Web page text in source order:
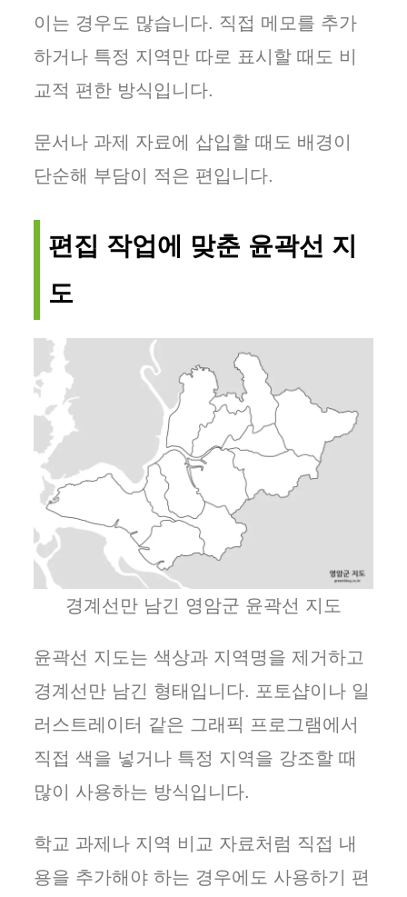
이는 경우도 많습니다. 직접 메모를 추가
하거나 특정 지역만 따로 표시할 때도 비
교적 편한 방식입니다.
문서나 과제 자료에 삽입할 때도 배경이
단순해 부담이 적은 편입니다.
편집 작업에 맞춘 윤곽선 지
도
경계선만 남긴 영암군 윤곽선 지도
윤곽선 지도는 색상과 지역명을 제거하고
경계선만 남긴 형태입니다. 포토샵이나 일
러스트레이터 같은 그래픽 프로그램에서
직접 색을 넣거나 특정 지역을 강조할 때
많이 사용하는 방식입니다.
학교 과제나 지역 비교 자료처럼 직접 내
용을 추가해야 하는 경우에도 사용하기 편